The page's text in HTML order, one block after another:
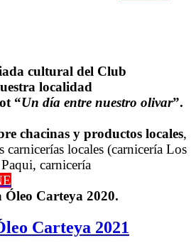
cultural del Club
localidad
“Un día entre nuestro olivar”.
chacinas y productos locales,
carnicerías locales (carnicería Los
carnicería
Óleo Carteya 2020.
Carteya 2021